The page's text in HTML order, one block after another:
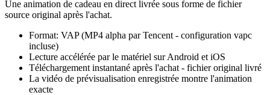
Une animation de cadeau en direct livrée sous forme de fichier
source original après l'achat.
Format: VAP (MP4 alpha par Tencent - configuration vapc
incluse)
Lecture accélérée par le matériel sur Android et iOS
Téléchargement instantané après l'achat - fichier original livré
La vidéo de prévisualisation enregistrée montre l'animation
exacte